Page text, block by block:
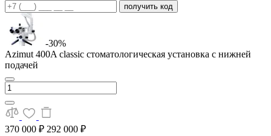
получить код
-30%
Azimut 400A classic стоматологическая установка с нижней
подачей
370 000 ₽ 292 000 ₽